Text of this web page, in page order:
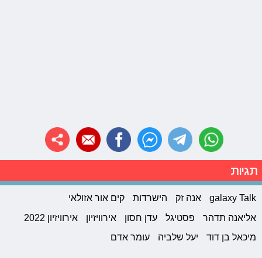
תגיות
galaxy Talk אנה זק הישרדות
קים אור אזולאי
אליאנה תדהר
פסטיגל עדן חסון אירוויזיון
אירוויזיון 2022
מיכאל בן דוד
יעל שלביה עומר אדם